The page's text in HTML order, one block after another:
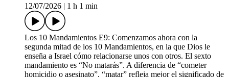
12/07/2026
1 h 1 min
Los 10 Mandamientos E9: Comenzamos ahora con la
segunda mitad de los 10 Mandamientos, en la que Dios le
enseña a Israel cómo relacionarse unos con otros. El sexto
mandamiento es “No matarás”. A diferencia de “cometer
homicidio o asesinato”, “matar” refleja mejor el significado de